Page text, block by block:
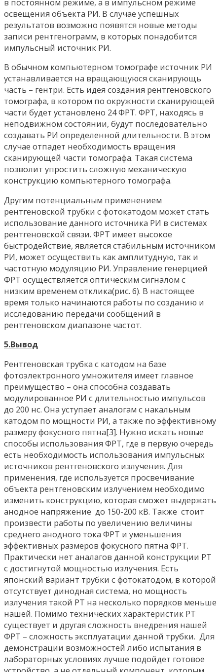
освещения объекта РИ. В случае успешных
результатов возможно появятся новые методы
записи рентгенограмм, в которых понадобится
импульсный источник РИ.
В обычном компьютерном томографе источник РИ
устанавливается на вращающуюся сканирующь
часть – гентри. Есть идея создания рентгеновского
томографа, в котором по окружности сканирующей
части будет установлено 24 ФРТ. ФРТ, находясь в
неподвижном состоянии, будут последовательно
создавать РИ определенной длительности. В этом
случае отпадет необходимость вращения
сканирующей части томографа. Такая система
позволит упростить сложную механическую
конструкцию компьютерного томографа.
Другим потенциальным применением
рентгеновской трубки с фотокатодом может стать
использование данного источника РИ в системах
рентгеновской связи. ФРТ имеет высокое
быстродействие, является стабильным источником
РИ, может осуществить как амплитудную, так и
частотную модуляцию РИ. Управление генерцией
ФРТ осуществляется оптическим сигналом с
низким временем отклика(рис. 6). В настоящее
время только начинаются работы по созданию и
исследованию передачи сообщений в
рентгеновском диапазоне частот.
5.Вывод
Рентгеновская трубка с катодом на базе
фотоэлектронного умножителя имеет главное
преимущество – она способна создавать
модулированное РИ с длительностью импульсов
до 200 нс. Она уступает аналогам с накальным
катодом по мощности РИ, а также по эффективному
размеру фокусного пятна[3]. Нужно искать новые
способы использования ФРТ, где в первую очередь
есть необходимость использования импульсных
источников рентгеновского излучения. Для
применения, где используется просвечивание
объекта рентгеновским излучением необходимо
изменить конструкцию, которая сможет выдержать
анодное напряжение до 150-200 кВ. Также стоит
произвести работы по увеличению величины
среднего анодного тока ФРТ и уменьшения
эффективных размеров фокусного пятна ФРТ.
Практически нет аналагов данной конструкции РТ
с достигнутой мощностью излучения. Есть
японский вариант трубки с фотокатодом, в которой
отсутствует динодная система, но мощность
излучения такой РТ на несколько порядков меньше
нашей. Помимо технических характеристик РТ
существует и другая сложность внедрения нашей
ФРТ – сложность эксплуатации данной трубки. Для
демонстрации возможностей либо испытания в
лабораторных условиях лучше подойдет готовое